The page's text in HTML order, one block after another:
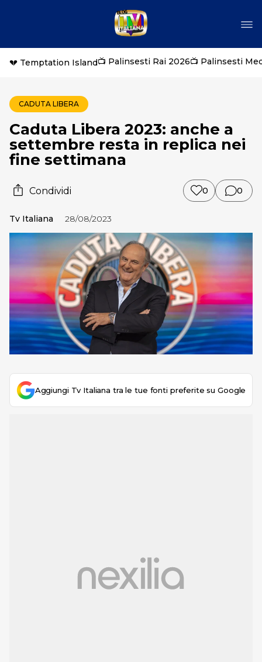
💔 Temptation Island📺 Palinsesti Rai 2026📺 Palinsesti
CADUTA LIBERA
Caduta Libera 2023: anche a
settembre resta in replica nei
fine settimana
Condividi 0 0
Tv Italiana 28/08/2023
Aggiungi Tv Italiana tra le tue fonti preferite su Google